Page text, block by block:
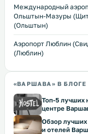
города. К услугам гостей
бесплатный WiFi и частная
парковка. Апартаменты
располагают телевизором
Перейти →
Международный
Ольштын-Мазуры
(Ольштын)
Аэропорт Люблин
(Люблин)
«ВАРШАВА» В БЛОГЕ
Топ-5 лучших
центре
Обзор лучших
и отелей